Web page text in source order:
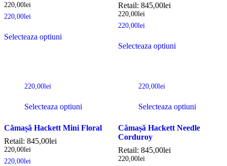
220,00lei
220,00lei
Selecteaza optiuni
Retail: 845,00lei
220,00lei
220,00lei
Selecteaza optiuni
220,00lei
Selecteaza optiuni
Cămașă Hackett Mini Floral
Retail: 845,00lei
220,00lei
220,00lei
220,00lei
Selecteaza optiuni
Cămașă Hackett Needle
Corduroy
Retail: 845,00lei
220,00lei